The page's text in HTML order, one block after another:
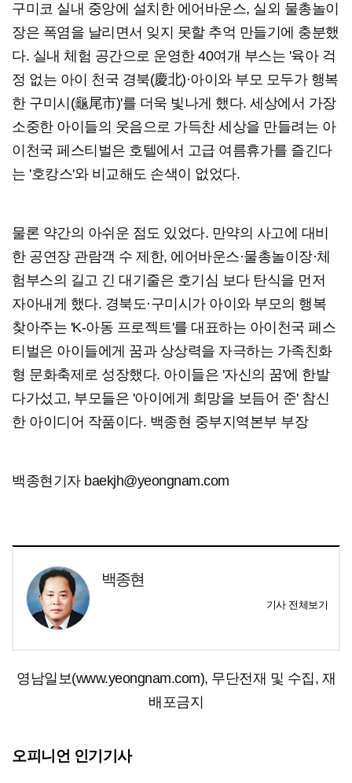
구미코 실내 중앙에 설치한 에어바운스, 실외 물총놀이
장은 폭염을 날리면서 잊지 못할 추억 만들기에 충분했
다. 실내 체험 공간으로 운영한 40여개 부스는 '육아 걱
정 없는 아이 천국 경북(慶北)·아이와 부모 모두가 행복
한 구미시(龜尾市)'를 더욱 빛나게 했다. 세상에서 가장
소중한 아이들의 웃음으로 가득찬 세상을 만들려는 아
이천국 페스티벌은 호텔에서 고급 여름휴가를 즐긴다
는 '호캉스'와 비교해도 손색이 없었다.
물론 약간의 아쉬운 점도 있었다. 만약의 사고에 대비
한 공연장 관람객 수 제한, 에어바운스·물총놀이장·체
험부스의 길고 긴 대기줄은 호기심 보다 탄식을 먼저
자아내게 했다. 경북도·구미시가 아이와 부모의 행복
찾아주는 'K-아동 프로젝트'를 대표하는 아이천국 페스
티벌은 아이들에게 꿈과 상상력을 자극하는 가족친화
형 문화축제로 성장했다. 아이들은 '자신의 꿈'에 한발
다가섰고, 부모들은 '아이에게 희망을 보듬어 준' 참신
한 아이디어 작품이다. 백종현 중부지역본부 부장
백종현기자 baekjh@yeongnam.com
백종현
기사 전체보기
영남일보(www.yeongnam.com), 무단전재 및 수집, 재
배포금지
오피니언 인기기사